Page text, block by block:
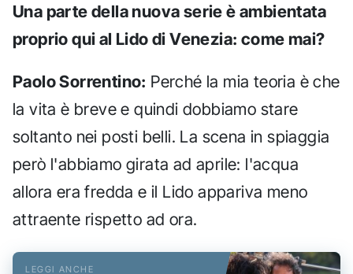
Una parte della nuova serie è ambientata
proprio qui al Lido di Venezia: come mai?
Paolo Sorrentino: Perché la mia teoria è che
la vita è breve e quindi dobbiamo stare
soltanto nei posti belli. La scena in spiaggia
però l'abbiamo girata ad aprile: l'acqua
allora era fredda e il Lido appariva meno
attraente rispetto ad ora.